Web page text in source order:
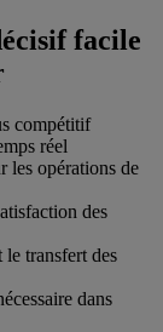
facile
compétitif
réel
les opérations de
des
le transfert des
dans